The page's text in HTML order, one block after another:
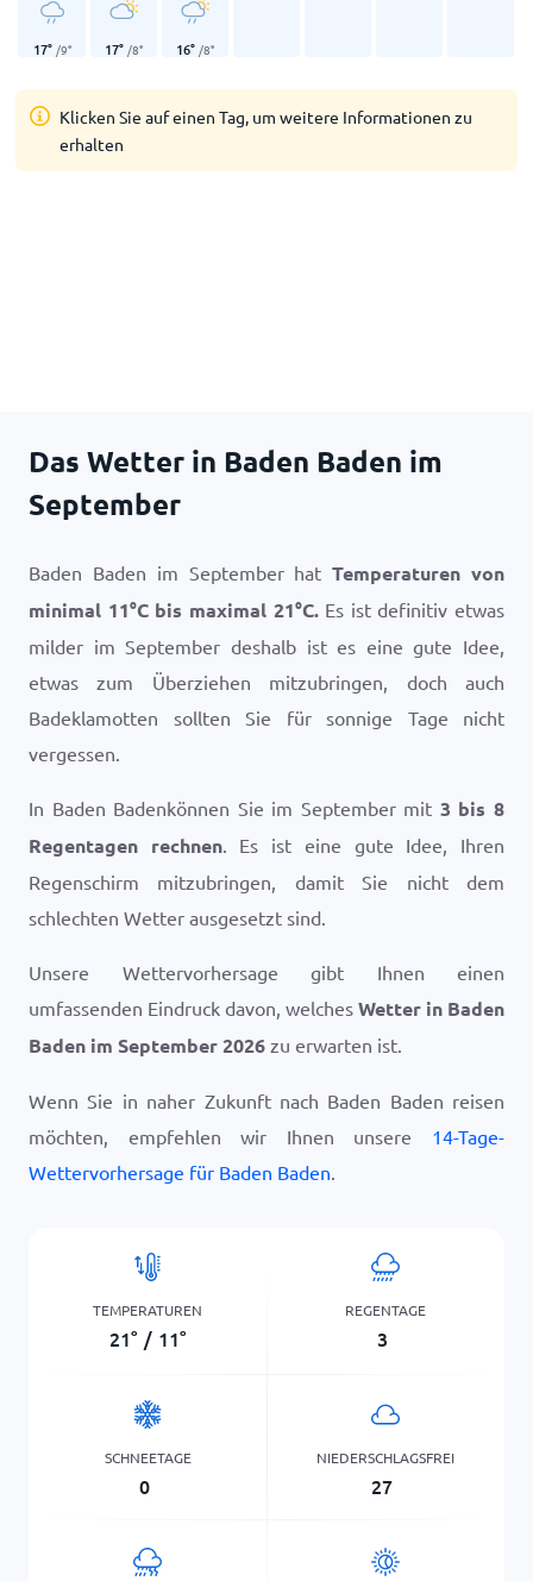
17° /9° 17° /8° 16° /8°
Klicken Sie auf einen Tag, um weitere Informationen zu
erhalten
Das Wetter in Baden Baden im
September
Baden Baden im September hatTemperaturen von
minimal 11°Cbis maximal 21°C.Es ist definitiv etwas
milder im September deshalb ist es eine gute Idee,
etwas zum Überziehen mitzubringen, doch auch
Badeklamotten sollten Sie für sonnige Tage nicht
vergessen.
In Baden Badenkönnen Sie im September mit 3 bis 8
Regentagen rechnen. Es ist eine gute Idee, Ihren
Regenschirm mitzubringen, damit Sie nicht dem
schlechten Wetter ausgesetzt sind.
Unsere Wettervorhersage gibt Ihnen einen
umfassenden Eindruck davon, welches Wetter in Baden
Baden im September 2026 zu erwarten ist.
Wenn Sie in naher Zukunft nach Baden Baden reisen
möchten, empfehlen wir Ihnen unsere 14-Tage-
Wettervorhersage für Baden Baden.
TEMPERATUREN
21° / 11°
REGENTAGE
3
SCHNEETAGE
0
NIEDERSCHLAGSFREI
27